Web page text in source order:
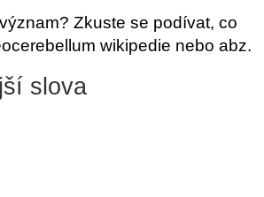
Zkuste se podívat, co
wikipedie nebo abz.
slova